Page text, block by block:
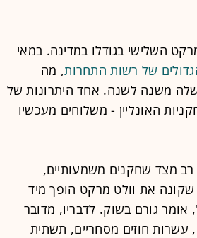
השלישי בגודלו במדינה. במאי
של רשות התחרות, מה
משנה לשנה. אחד היתרונות של
האונליין - משלוחים מעכשיו
רב מצד שחקנים משמעותיים,
את וולט מרקט הופך מיד
אומר גורם בשוק. לדבריו, מדובר
חוזים מסחריים, תשתית